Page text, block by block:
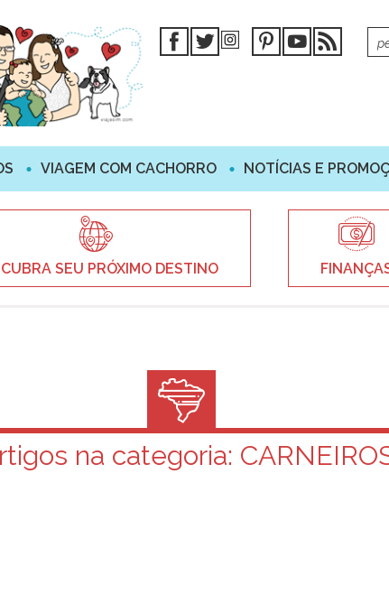
VIAGEM COM CACHORRO NOTÍCIAS E
SEU PRÓXIMO DESTINO
na categoria: